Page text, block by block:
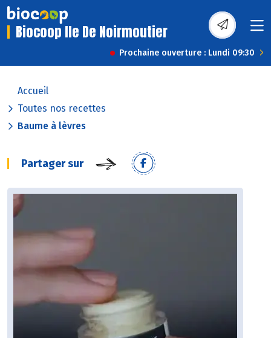
Biocoop Ile De Noirmoutier
Prochaine ouverture : Lundi 09:30
Accueil
Toutes nos recettes
Baume à lèvres
Partager sur